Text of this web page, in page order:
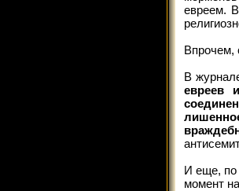
евреем.
Впрочем,
В
евреев
И еще, по
момент